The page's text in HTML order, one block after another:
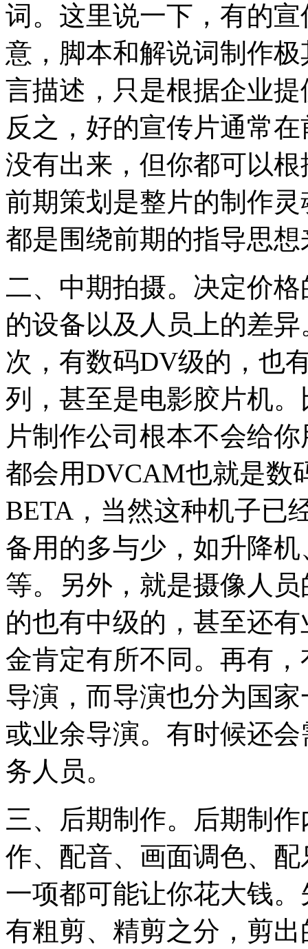
词。这里说一下，有的
意，脚本和解说词制作
言描述，只是根据企业
反之，好的宣传片通常
没有出来，但你都可以
前期策划是整片的制作
都是围绕前期的指导思
二、中期拍摄。决定价
的设备以及人员上的差
次，有数码DV级的，也
列，甚至是电影胶片机
片制作公司根本不会给
都会用DVCAM也就是数
BETA，当然这种机子已
备用的多与少，如升降
等。另外，就是摄像人
的也有中级的，甚至还
金肯定有所不同。再有
导演，而导演也分为国
或业余导演。有时候还
务人员。
三、后期制作。后期制
作、配音、画面调色、
一项都可能让你花大钱
有粗剪、精剪之分，剪